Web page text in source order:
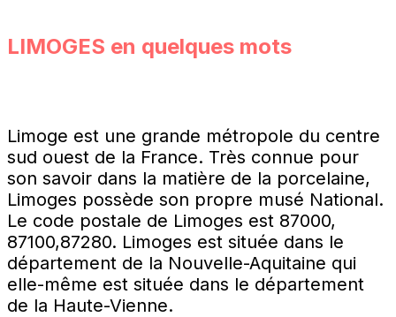
LIMOGES en quelques mots
Limoge est une grande métropole du centre
sud ouest de la France. Très connue pour
son savoir dans la matière de la porcelaine,
Limoges possède son propre musé National.
Le code postale de Limoges est 87000,
87100,87280. Limoges est située dans le
département de la Nouvelle-Aquitaine qui
elle-même est située dans le département
de la Haute-Vienne.